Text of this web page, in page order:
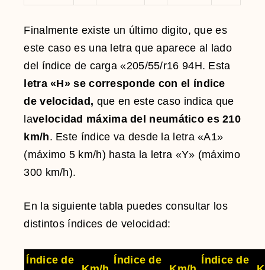
Finalmente existe un último digito, que es
este caso es una letra que aparece al lado
del índice de carga «205/55/r16 94H. Esta
letra «H» se corresponde con el índice
de velocidad, que en este caso indica que
lavelocidad máxima del neumático es 210
km/h. Este índice va desde la letra «A1»
(máximo 5 km/h) hasta la letra «Y» (máximo
300 km/h).
En la siguiente tabla puedes consultar los
distintos índices de velocidad:
Índice de Índice de Índice de